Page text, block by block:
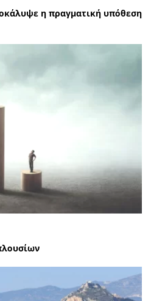
η πραγματική υπόθεση